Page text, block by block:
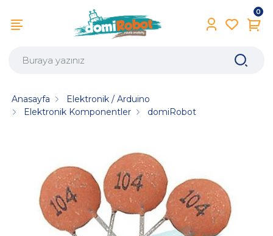
0
Anasayfa
Elektronik / Arduino
Elektronik Komponentler
domiRobot